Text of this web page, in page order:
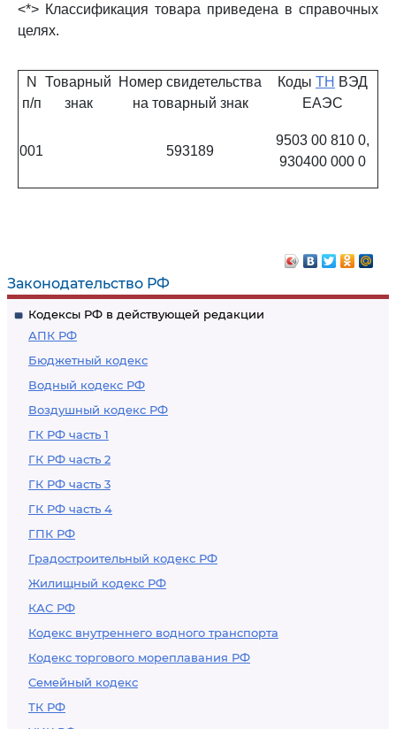
Законодательство РФ
Кодексы РФ в действующей редакции
АПК РФ
Бюджетный кодекс
Водный кодекс РФ
Воздушный кодекс РФ
ГК РФ часть 1
ГК РФ часть 2
ГК РФ часть 3
ГК РФ часть 4
ГПК РФ
Градостроительный кодекс РФ
Жилищный кодекс РФ
КАС РФ
Кодекс внутреннего водного транспорта
Кодекс торгового мореплавания РФ
Семейный кодекс
ТК РФ
<*> Классификация товара приведена в справочных
целях.
N
п/п
Товарный
знак
Номер свидетельства
на товарный знак
Коды ТН ВЭД
ЕАЭС
001 593189
9503 00 810 0,
930400 000 0